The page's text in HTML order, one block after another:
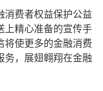
消费者权益保护公益
上精心准备的宣传手
将使更多的金融消费
务，展翅翱翔在金融